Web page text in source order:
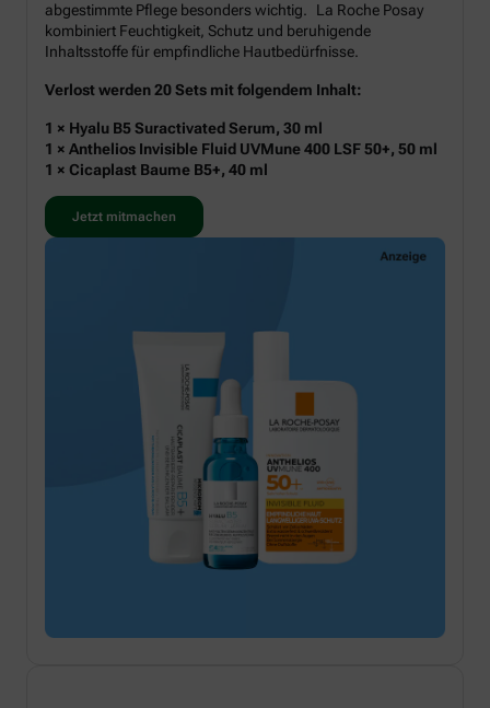
abgestimmte Pflege besonders wichtig. La Roche Posay
kombiniert Feuchtigkeit, Schutz und beruhigende
Inhaltsstoffe für empfindliche Hautbedürfnisse.
Verlost werden 20 Sets mit folgendem Inhalt:
1 × Hyalu B5 Suractivated Serum, 30 ml
1 × Anthelios Invisible Fluid UVMune 400 LSF 50+, 50 ml
1 × Cicaplast Baume B5+, 40 ml
Jetzt mitmachen